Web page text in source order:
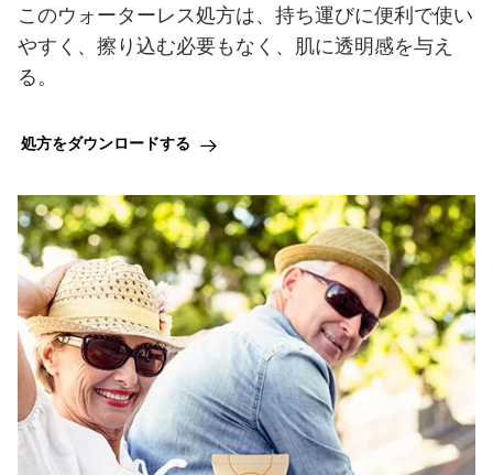
このウォーターレス処方は、持ち運びに便利で使い
やすく、擦り込む必要もなく、肌に透明感を与え
る。
処方をダウンロードする